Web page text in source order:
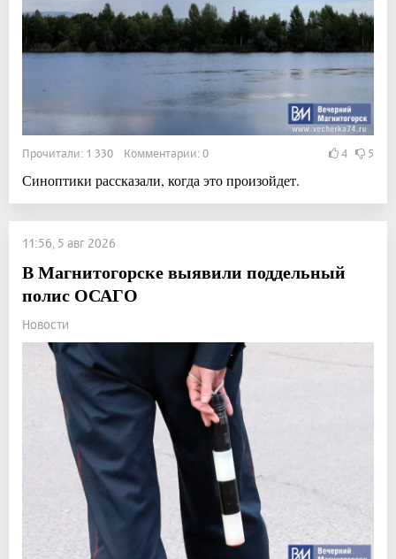
Прочитали: 1 330 Комментарии: 0 4 5
Синоптики рассказали, когда это произойдет.
11:56, 5 авг 2026
В Магнитогорске выявили поддельный
полис ОСАГО
Новости